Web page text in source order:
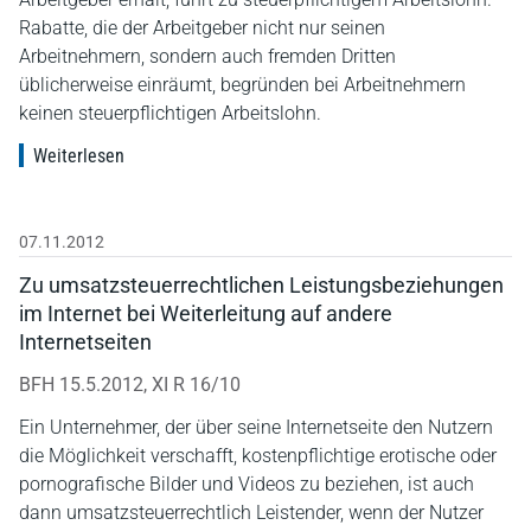
Rabatte, die der Arbeitgeber nicht nur seinen
Arbeitnehmern, sondern auch fremden Dritten
üblicherweise einräumt, begründen bei Arbeitnehmern
keinen steuerpflichtigen Arbeitslohn.
Weiterlesen
07.11.2012
Zu umsatzsteuerrechtlichen Leistungsbeziehungen
im Internet bei Weiterleitung auf andere
Internetseiten
BFH 15.5.2012, XI R 16/10
Ein Unternehmer, der über seine Internetseite den Nutzern
die Möglichkeit verschafft, kostenpflichtige erotische oder
pornografische Bilder und Videos zu beziehen, ist auch
dann umsatzsteuerrechtlich Leistender, wenn der Nutzer